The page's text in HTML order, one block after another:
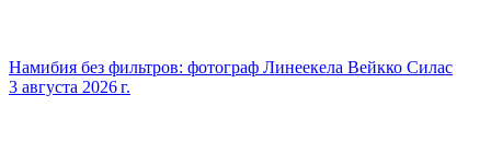
Намибия без фильтров: фотограф Линеекела Вейкко Силас
3 августа 2026 г.